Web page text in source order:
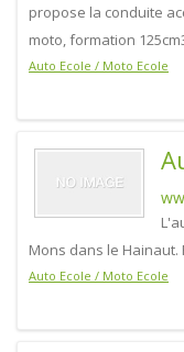
propose la conduite
moto, formation
Auto Ecole / Moto Ecole
Mons dans le
Auto Ecole / Moto Ecole